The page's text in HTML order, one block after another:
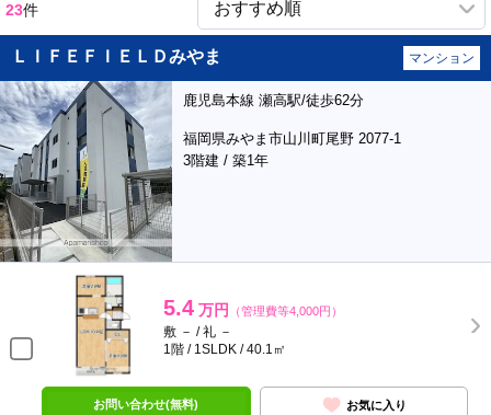
23件
ＬＩＦＥＦＩＥＬＤみやま マンション
鹿児島本線 瀬高駅/徒歩62分
福岡県みやま市山川町尾野 2077-1
3階建 / 築1年
5.4 万円 （管理費等4,000円）
敷 － / 礼 －
1階 / 1SLDK / 40.1㎡
お問い合わせ(無料) お気に入り